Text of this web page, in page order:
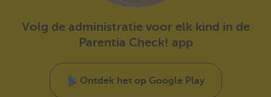
Volg de administratie voor elk kind in de
Parentia Check! app
Ontdek het op Google Play